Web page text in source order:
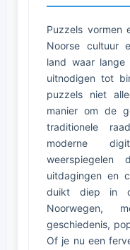
Puzzels vormen
Noorse cultuur
land waar lange
uitnodigen tot
puzzels niet
manier om de
traditionele
moderne
weerspiegelen
uitdagingen en
duikt diep in
Noorwegen,
geschiedenis,
Of je nu een